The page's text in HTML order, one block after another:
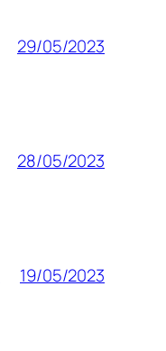
29/05/2023
28/05/2023
19/05/2023